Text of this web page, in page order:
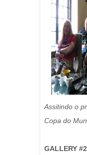
Assitindo o
Copa do
GALLERY